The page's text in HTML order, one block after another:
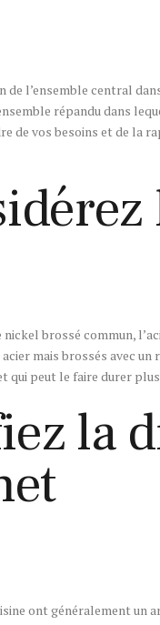
de l’ensemble central
répandu dans
de vos besoins et de la
brossé commun,
mais brossés avec
qui peut le faire durer
la
ont généralement un